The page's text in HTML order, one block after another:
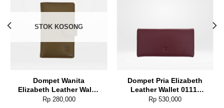
STOK KOSONG
Dompet Wanita
Elizabeth Leather Wallet
0111-0109
Rp280,000
Dompet Pria Elizabeth
Leather Wallet 0111-
0186
Rp 530,000